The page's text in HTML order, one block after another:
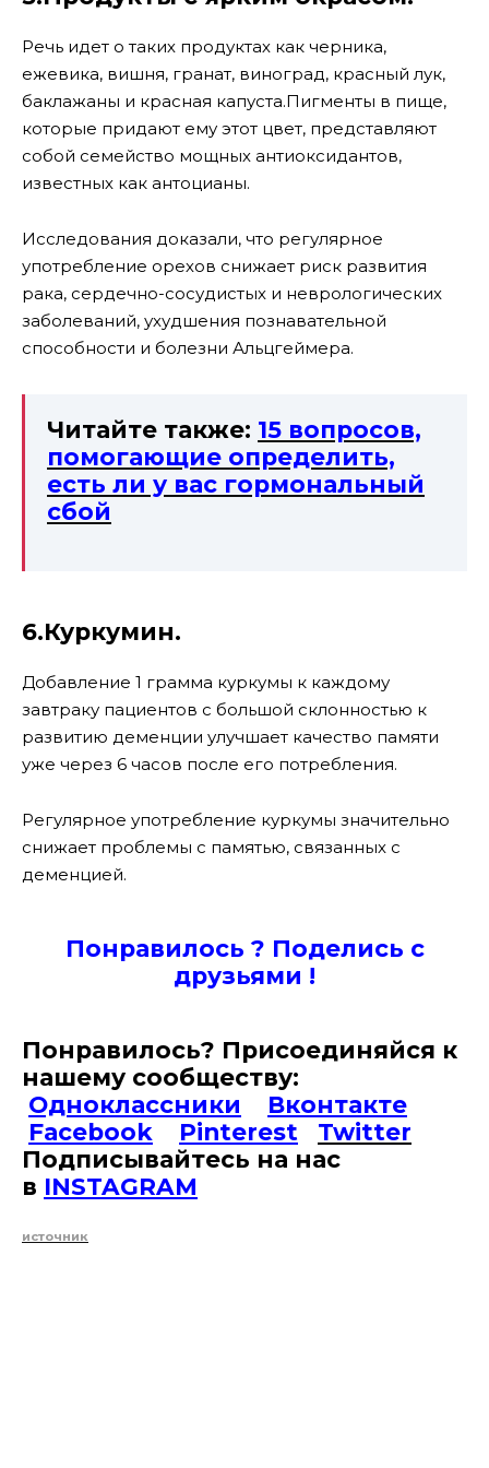
Речь идет о таких продуктах как черника,
ежевика, вишня, гранат, виноград, красный лук,
баклажаны и красная капуста.Пигменты в пище,
которые придают ему этот цвет, представляют
собой семейство мощных антиоксидантов,
известных как антоцианы.
Исследования доказали, что регулярное
употребление орехов снижает риск развития
рака, сердечно-сосудистых и неврологических
заболеваний, ухудшения познавательной
способности и болезни Альцгеймера.
Читайте также: 15 вопросов,
помогающие определить,
есть ли у вас гормональный
сбой
6.Куркумин.
Добавление 1 грамма куркумы к каждому
завтраку пациентов с большой склонностью к
развитию деменции улучшает качество памяти
уже через 6 часов после его потребления.
Регулярное употребление куркумы значительно
снижает проблемы с памятью, связанных с
деменцией.
Понравилось ? Поделись с
друзьями !
Понравилось? Присоединяйся к
нашему сообществу:
Одноклассники
Вконтакте
Facebook
Pinterest
Twitter
Подписывайтесь на наc
в INSTAGRAM
источник